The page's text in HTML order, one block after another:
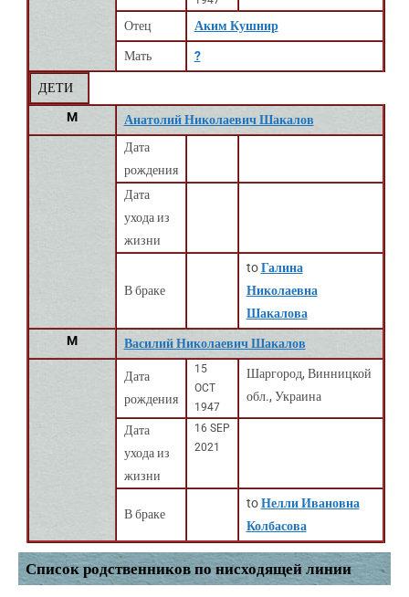
Отец Аким Кушнир
Мать ?
ДЕТИ
M
Анатолий Николаевич Шакалов
Дата
рождения
Дата
ухода из
жизни
В браке
toГалина
Николаевна
Шакалова
M
Василий Николаевич Шакалов
Дата
рождения
15
OCT
1947
Шаргород, Винницкой
обл., Украина
Дата
ухода из
жизни
16 SEP
2021
В браке
toНелли Ивановна
Колбасова
Список родственников по нисходящей линии